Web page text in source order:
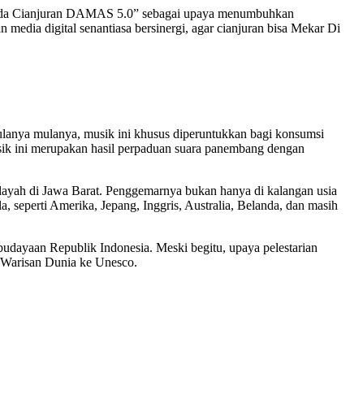
Cianjuran DAMAS 5.0” sebagai upaya menumbuhkan
media digital senantiasa bersinergi, agar cianjuran bisa Mekar Di
mulanya, musik ini khusus diperuntukkan bagi konsumsi
ini merupakan hasil perpaduan suara panembang dengan
di Jawa Barat. Penggemarnya bukan hanya di kalangan usia
seperti Amerika, Jepang, Inggris, Australia, Belanda, dan masih
Republik Indonesia. Meski begitu, upaya pelestarian
Dunia ke Unesco.